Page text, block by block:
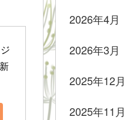
2026年4月
2026年3月
2025年12月
2025年11月